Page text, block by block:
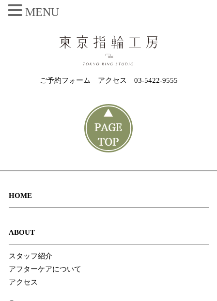
ご予約フォーム アクセス 03-5422-9555
HOME
ABOUT
スタッフ紹介
アフターケアについて
アクセス
MENU